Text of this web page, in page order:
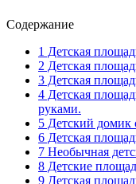
Содержание
1 Детская
2 Детская
3 Детская
4 Детская
руками.
5 Детский домик
6 Детская
7 Необычная
8 Детские
9 Детская